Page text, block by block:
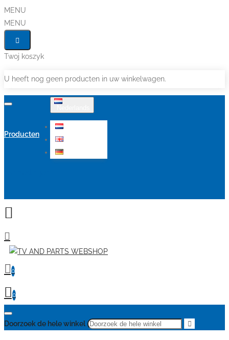
MENU
MENU
Twoj koszyk
U heeft nog geen producten in uw winkelwagen.
Producten
0
0
Doorzoek de hele winkel